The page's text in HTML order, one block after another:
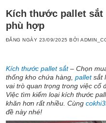
Kích thước pallet sắt
phù hợp
ĐĂNG NGÀY 23/09/2025 BỞI
Kích thước pallet sắt– Chọn
thống kho chứa hàng, palletsắt
vai trò quan trọng trong việc cố
Việc tìm kiếm loại kích thước
khăn hơn rất nhiều. Cùng
đề này nhé!